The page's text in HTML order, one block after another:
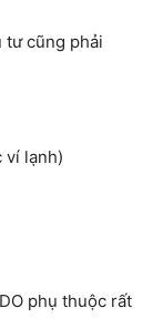
tư cũng phải
ví lạnh)
phụ thuộc rất